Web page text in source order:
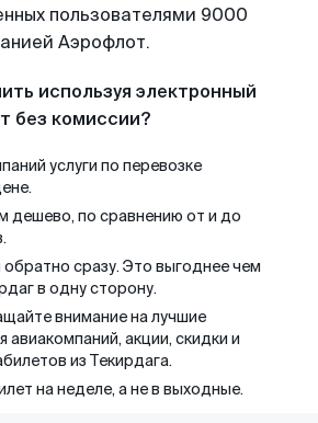
пользователями 9000
Аэрофлот.
используя электронный
без комиссии?
услуги по перевозке
дешево, по сравнению от и до
обратно сразу. Это выгоднее чем
в одну сторону.
внимание на лучшие
акции, скидки и
из Текирдага.
на неделе, а не в выходные.